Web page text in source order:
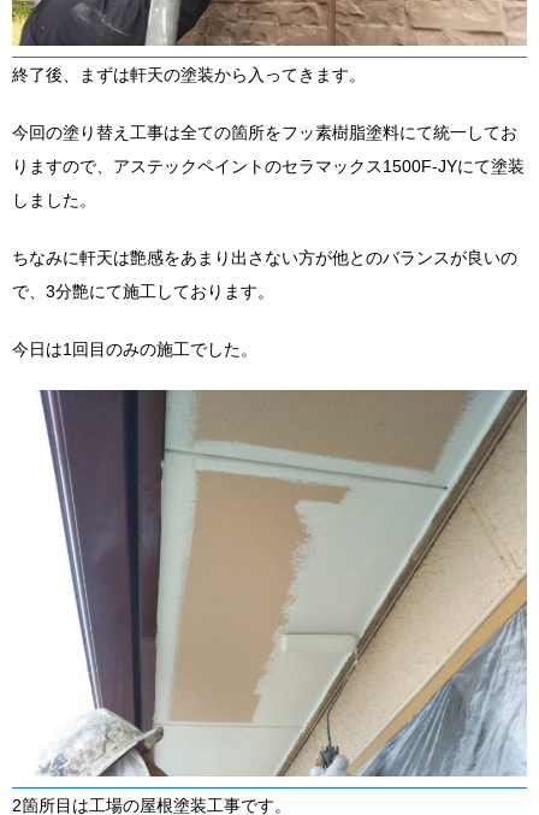
終了後、まずは軒天の塗装から入ってきます。
今回の塗り替え工事は全ての箇所をフッ素樹脂塗料にて統一してお
りますので、アステックペイントのセラマックス1500F-JYにて塗装
しました。
ちなみに軒天は艶感をあまり出さない方が他とのバランスが良いの
で、3分艶にて施工しております。
今日は1回目のみの施工でした。
2箇所目は工場の屋根塗装工事です。